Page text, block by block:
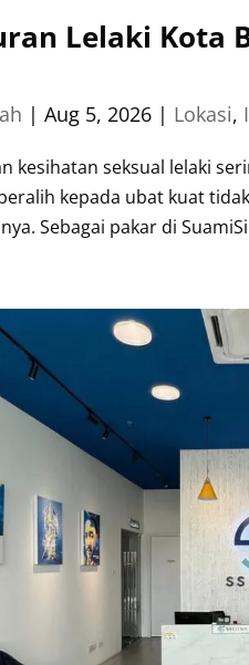
Lelaki Kota
|Aug 5, 2026 | Lokasi,
kesihatan seksual lelaki
kepada ubat kuat
Sebagai pakar di